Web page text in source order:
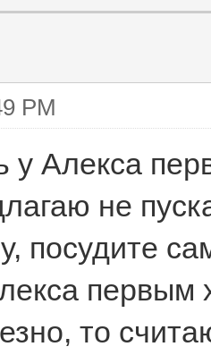
PM
у Алекса
не
посудите
первым
то